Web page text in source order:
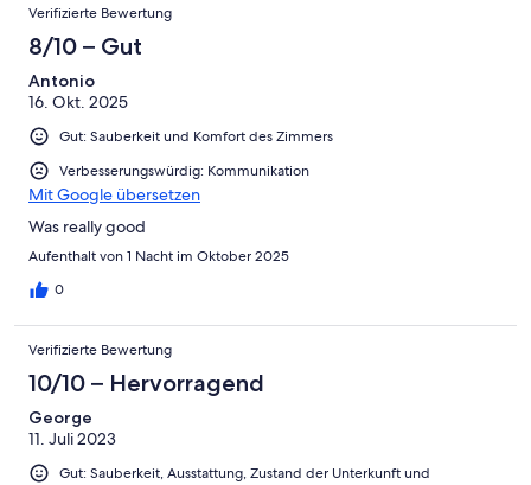
Verifizierte Bewertung
8/10 – Gut
Antonio
16. Okt. 2025
Gut: Sauberkeit und Komfort des Zimmers
Verbesserungswürdig: Kommunikation
Mit Google übersetzen
Was really good
Aufenthalt von 1 Nacht im Oktober 2025
0
Verifizierte Bewertung
10/10 – Hervorragend
George
11. Juli 2023
Gut: Sauberkeit, Ausstattung, Zustand der Unterkunft und